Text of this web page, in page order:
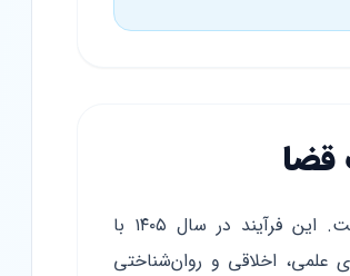
قضا
ورود به منصب قضاوت یکی از دشوارترین مسیرهای شغلی در ایران است. این فرآیند در سال ۱۴۰۵ با
علمی، اخلاقی و روان‌شناختی